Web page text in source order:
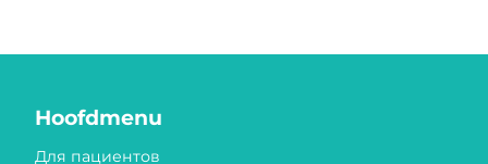
Hoofdmenu
Для пациентов